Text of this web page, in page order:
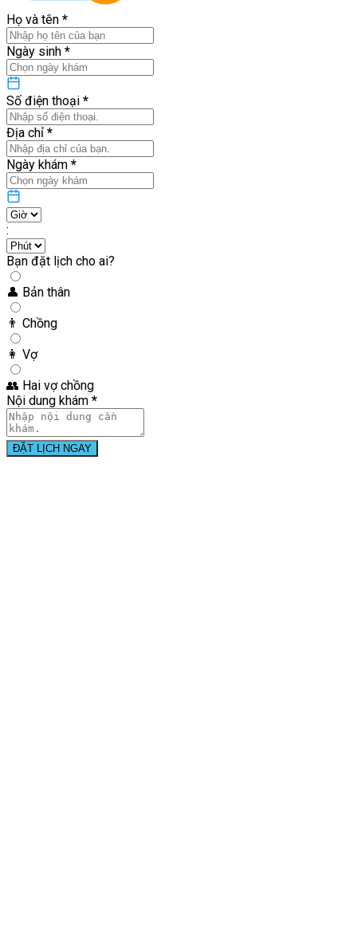
Họ và tên *
Ngày sinh *
Số điện thoại *
Địa chỉ *
Ngày khám *
:
Bạn đặt lịch cho ai?
👤 Bản thân
👨 Chồng
👩 Vợ
👥 Hai vợ chồng
Nội dung khám *
ĐẶT LỊCH NGAY